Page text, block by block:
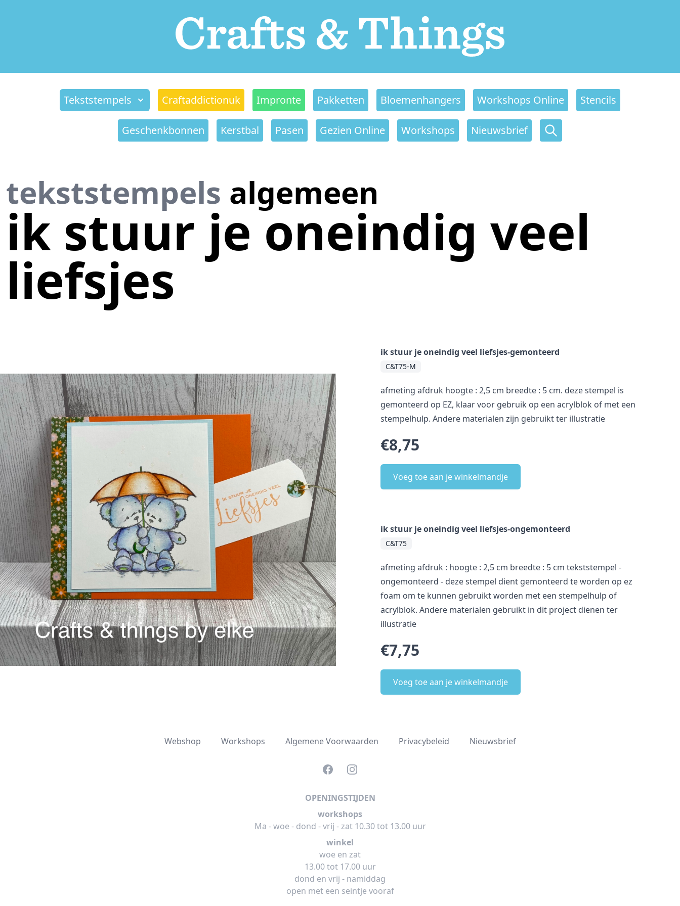
Tekststempels Craftaddictionuk Impronte Pakketten Bloemenhangers Workshops Online Stencils
Geschenkbonnen Kerstbal Pasen Gezien Online Workshops Nieuwsbrief
tekststempels algemeen
ik stuur je oneindig veel
liefsjes
ik stuur je oneindig veel liefsjes-gemonteerd
C&T75-M
afmeting afdruk hoogte : 2,5 cm breedte : 5 cm. deze stempel is
gemonteerd op EZ, klaar voor gebruik op een acrylblok of met een
stempelhulp. Andere materialen zijn gebruikt ter illustratie
€8,75
Voeg toe aan je winkelmandje
ik stuur je oneindig veel liefsjes-ongemonteerd
C&T75
afmeting afdruk : hoogte : 2,5 cm breedte : 5 cm tekststempel -
ongemonteerd - deze stempel dient gemonteerd te worden op ez
foam om te kunnen gebruikt worden met een stempelhulp of
acrylblok. Andere materialen gebruikt in dit project dienen ter
illustratie
€7,75
Voeg toe aan je winkelmandje
Webshop Workshops Algemene Voorwaarden Privacybeleid Nieuwsbrief
FacebookInstagram
OPENINGSTIJDEN
workshops
Ma - woe - dond - vrij - zat 10.30 tot 13.00 uur
winkel
woe en zat
13.00 tot 17.00 uur
dond en vrij - namiddag
open met een seintje vooraf